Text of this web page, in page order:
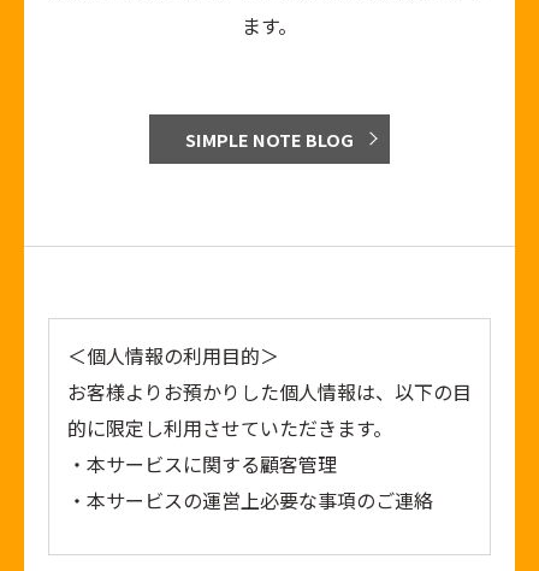
ます。
SIMPLE NOTE BLOG
＜個人情報の利用目的＞
お客様よりお預かりした個人情報は、以下の目
的に限定し利用させていただきます。
・本サービスに関する顧客管理
・本サービスの運営上必要な事項のご連絡